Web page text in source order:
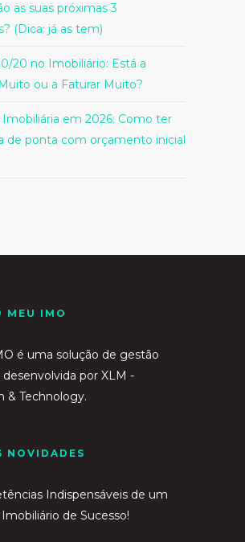
as suas próximas 3
(Dica: já as tem)
20 no Imobiliário: Está a
ou a Faturar Muito?
em 2026: Como ter
de ponta com orçamento inicial
MEU IMO
é uma solução de gestão
desenvolvida por XLM -
& Technology.
NOVIDADES
Indispensáveis de um
de Sucesso!